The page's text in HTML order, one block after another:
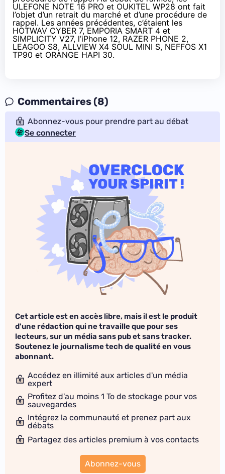
ULEFONE NOTE 16 PRO et OUKITEL WP28 ont fait
l’objet d’un retrait du marché et d’une procédure de
rappel. Les années précédentes, c’étaient les
HOTWAV CYBER 7, EMPORIA SMART 4 et
SIMPLICITY V27, l’iPhone 12, RAZER PHONE 2,
LEAGOO S8, ALLVIEW X4 SOUL MINI S, NEFFOS X1
TP90 et ORANGE HAPI 30.
Commentaires (8)
Abonnez-vous pour prendre part au débat
Se connecter
Cet article est en accès libre, mais il est le produit
d'une rédaction qui ne travaille que pour ses
lecteurs, sur un média sans pub et sans tracker.
Soutenez le journalisme tech de qualité en vous
abonnant.
Accédez en illimité aux articles d'un média
expert
Profitez d'au moins 1 To de stockage pour vos
sauvegardes
Intégrez la communauté et prenez part aux
débats
Partagez des articles premium à vos contacts
Abonnez-vous